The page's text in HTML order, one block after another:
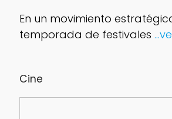
Cine
En un movimiento
temporada de festivales